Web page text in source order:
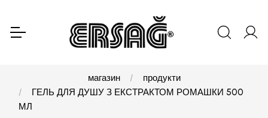
магазин
продукти
ГЕЛЬ ДЛЯ ДУШУ З ЕКСТРАКТОМ РОМАШКИ 500
МЛ